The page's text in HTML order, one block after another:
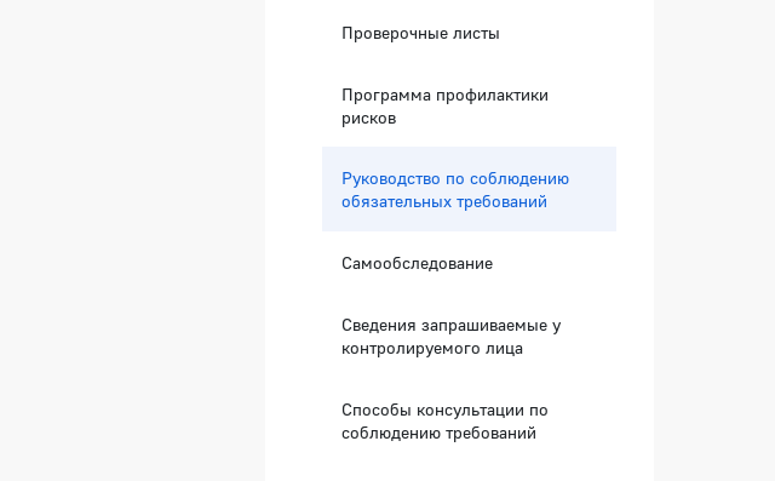
Проверочные листы
Программа профилактики
рисков
Руководство по соблюдению
обязательных требований
Самообследование
Сведения запрашиваемые у
контролируемого лица
Способы консультации по
соблюдению требований